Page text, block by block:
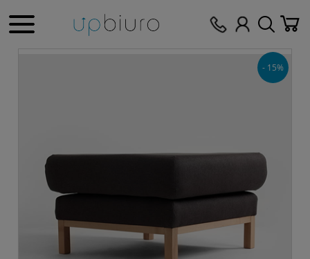
- 15%